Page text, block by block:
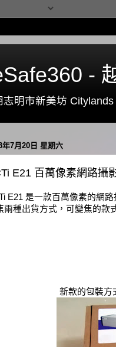
-
志明市新美坊
年7月20日 星期六
E21 百萬像素網路攝
E21 是一款百萬像素的網
兩種出貨方式，可變焦的款
新款的包裝方